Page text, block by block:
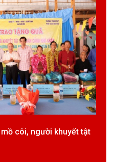
côi, người khuyết tật